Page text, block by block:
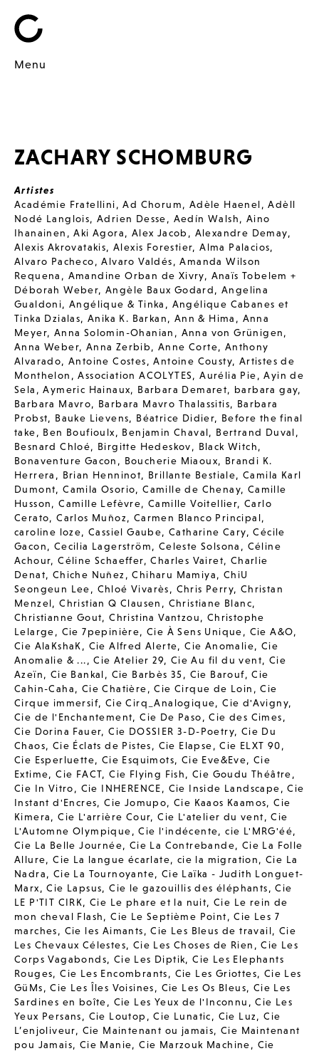
Menu
ZACHARY SCHOMBURG
Artistes
Académie Fratellini,Ad Chorum, Adèle Haenel,Adèll
Nodé Langlois,Adrien Desse, Aedín Walsh, Aino
Ihanainen ,Aki Agora, Alex Jacob , Alexandre Demay,
Alexis Akrovatakis,Alexis Forestier,Alma Palacios,
Alvaro Pacheco,Alvaro Valdés,Amanda Wilson
Requena , Amandine Orban de Xivry, Anaïs Tobelem +
Déborah Weber,Angèle Baux Godard,Angelina
Gualdoni,Angélique & Tinka , Angélique Cabanes et
Tinka Dzialas,Anika K. Barkan, Ann & Hima , Anna
Meyer, Anna Solomin-Ohanian , Anna von Grünigen,
Anna Weber, Anna Zerbib,Anne Corte, Anthony
Alvarado,Antoine Costes,Antoine Cousty, Artistes de
Monthelon ,Association ACOLYTES,Aurélia Pie,Ayin de
Sela ,Aymeric Hainaux, Barbara Demaret, barbara gay,
Barbara Mavro, Barbara Mavro Thalassitis, Barbara
Probst, Bauke Lievens, Béatrice Didier, Before the final
take, Ben Boufioulx, Benjamin Chaval, Bertrand Duval,
Besnard Chloé, Birgitte Hedeskov, Black Witch,
Bonaventure Gacon , Boucherie Miaoux, Brandi K.
Herrera , Brian Henninot, Brillante Bestiale,Camila Karl
Dumont,Camila Osorio,Camille de Chenay, Camille
Husson,Camille Lefèvre,Camille Voitellier,Carlo
Cerato,Carlos Muñoz, Carmen Blanco Principal,
caroline loze,Cassiel Gaube,Catharine Cary,Cécile
Gacon, Cecilia Lagerström, Celeste Solsona , Céline
Achour,Céline Schaeffer,Charles Vairet, Charlie
Denat, Chiche Nuñez ,Chiharu Mamiya, ChiU
Seongeun Lee, Chloé Vivarès, Chris Perry, Christan
Menzel,Christian Q Clausen , Christiane Blanc,
Christianne Gout,Christina Vantzou, Christophe
Lelarge, Cie 7pepinière,Cie À Sens Unique, Cie A&O,
Cie AlaKshaK, Cie Alfred Alerte,Cie Anomalie, Cie
Anomalie & ...,Cie Atelier 29, Cie Au fil du vent, Cie
Azeïn, Cie Bankal, Cie Barbès 35, Cie Barouf,Cie
Cahin-Caha, Cie Chatière,Cie Cirque de Loin ,Cie
Cirque immersif, Cie Cirq_Analogique,Cie d'Avigny,
Cie de l'Enchantement,Cie De Paso,Cie des Cimes,
Cie Dorina Fauer,Cie DOSSIER 3-D-Poetry, Cie Du
Chaos, Cie Éclats de Pistes, Cie Elapse,Cie ELXT 90,
Cie Esperluette, Cie Esquimots, Cie Eve&Eve,Cie
Extime,Cie FACT,Cie Flying Fish,Cie Goudu Théâtre,
Cie In Vitro, Cie INHERENCE, Cie Inside Landscape,Cie
Instant d'Encres,Cie Jomupo,Cie Kaaos Kaamos,Cie
Kimera,Cie L'arrière Cour,Cie L'atelier du vent,Cie
L'Automne Olympique,Cie l'indécente,cie L'MRG'éé,
Cie La Belle Journée, Cie La Contrebande, Cie La Folle
Allure,Cie La langue écarlate, cie la migration,Cie La
Nadra, Cie La Tournoyante, Cie Laïka - Judith Longuet-
Marx,Cie Lapsus,Cie le gazouillis des éléphants,Cie
LE P'TIT CIRK,Cie Le phare et la nuit,Cie Le rein de
mon cheval Flash,Cie Le Septième Point,Cie Les 7
marches, Cie les Aimants,Cie Les Bleus de travail, Cie
Les Chevaux Célestes, Cie Les Choses de Rien ,Cie Les
Corps Vagabonds, Cie Les Diptik,Cie Les Elephants
Rouges,Cie Les Encombrants, Cie Les Griottes, Cie Les
GüMs,Cie Les Îles Voisines, Cie Les Os Bleus, Cie Les
Sardines en boîte, Cie Les Yeux de l'Inconnu ,Cie Les
Yeux Persans, Cie Loutop ,Cie Lunatic, Cie Luz,Cie
L’enjoliveur, Cie Maintenant ou jamais,Cie Maintenant
pou Jamais, Cie Manie,Cie Marzouk Machine, Cie